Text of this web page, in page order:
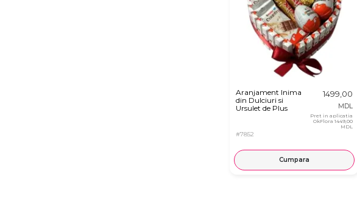
Aranjament Inima
din Dulciuri si
Ursulet de Plus
#7852
1499,00
MDL
Pret in aplicatia
OkFlora 1449,00
MDL
Cumpara